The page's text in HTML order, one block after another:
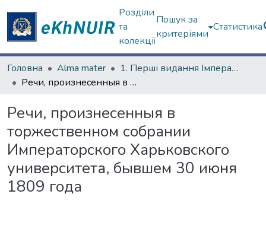
Розділи
та
колекції
Пошук за
критеріями
Статистика
Головна Alma mater
1. Перші видання Імператорського Харківського університету
Речи, произнесенныя в торжественном собрании Императорского Харьковского университета, бывшем 30 июня 1809 года
Речи, произнесенныя в
торжественном собрании
Императорского Харьковского
университета, бывшем 30 июня
1809 года